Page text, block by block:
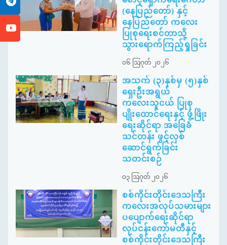
(နေပြည်တော်) နှင့်
နေပြည်တော် ကလေး
ပြုစုရေးစင်တာသို့
သွားရောက်ကြည့်ရှုခြင်း
၀၆ ဩဂုတ် ၂၀၂၆
အသက် (၃)နှစ်မှ (၅)နှစ်
ရှေးဦးအရွယ်
ကလေးသူငယ် ပြုစု
ပျိုးထောင်ရေးနှင့် ဖွံ့ဖြိုး
ရေးဆိုင်ရာ အခြေခံ
သင်တန်း ဖွင့်လှစ်
ဆောင်ရွက်ခြင်း
သတင်းစဉ်
၀၃ ဩဂုတ် ၂၀၂၆
စစ်ကိုင်းတိုင်းဒေသကြီး
ကလေးအလုပ်သမားများ
ပပျောက်ရေးဆိုင်ရာ
လုပ်ငန်းကော်မတီနှင့်
စစ်ကိုင်းတိုင်းဒေသကြီး